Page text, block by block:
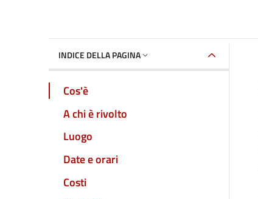
INDICE DELLA PAGINA
Cos'è
A chi è rivolto
Luogo
Date e orari
Costi